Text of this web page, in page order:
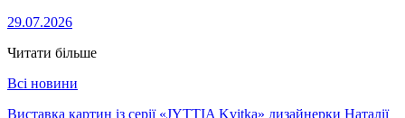
29.07.2026
Читати більше
Всі новини
Виставка картин із серії «JYTTIA Kvitka» дизайнерки Наталії